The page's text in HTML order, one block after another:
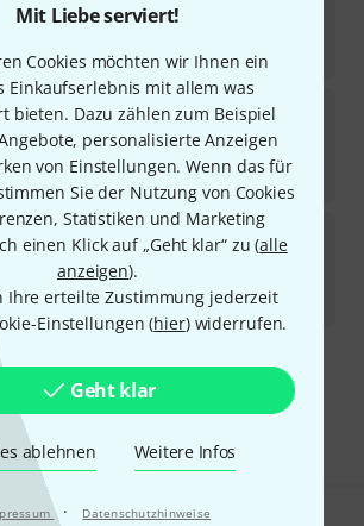
Mit Liebe serviert!
Cookies möchten wir Ihnen ein
Einkaufserlebnis mit allem was
bieten. Dazu zählen zum Beispiel
personalisierte Anzeigen
von Einstellungen. Wenn das für
Sie der Nutzung von Cookies
Statistiken und Marketing
einen Klick auf „Geht klar“ zu (alle
anzeigen).
Ihre erteilte Zustimmung jederzeit
Einstellungen (hier) widerrufen.
Geht klar
ablehnen Weitere Infos
· Datenschutzhinweise
2
€
Fusion FP-7 Drumset B-Stock
lieferbar
€
Fusion FP-5 Drumset B-Stock
lieferbar
€
Alle Preise inkl. MwSt.